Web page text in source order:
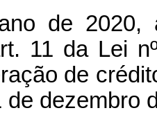
de 2020,
11 da Lei
de
de dezembro